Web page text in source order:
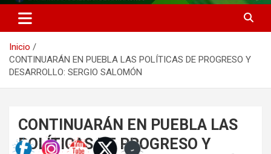
Inicio
CONTINUARÁN EN PUEBLA LAS POLÍTICAS DE PROGRESO Y
DESARROLLO: SERGIO SALOMÓN
CONTINUARÁN EN PUEBLA LAS
POLÍTICAS DE PROGRESO Y